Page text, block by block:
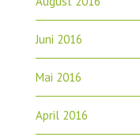
Juni 2016
Mai 2016
April 2016